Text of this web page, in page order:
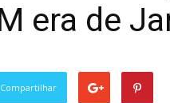
era de
Compartilhar